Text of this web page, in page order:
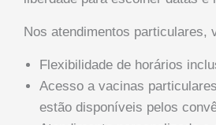
Nos atendimentos particulares,
Flexibilidade de horários
Acesso a vacinas
estão disponíveis pelos